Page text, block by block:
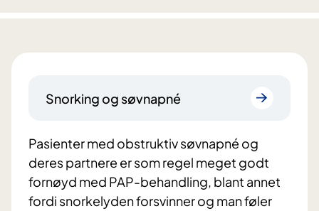
Snorking og søvnapné
Pasienter med obstruktiv søvnapné og
deres partnere er som regel meget godt
fornøyd med PAP-behandling, blant annet
fordi snorkelyden forsvinner og man føler